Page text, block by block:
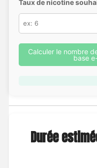
Taux de nicotine
Calculer le nombre
base
Durée